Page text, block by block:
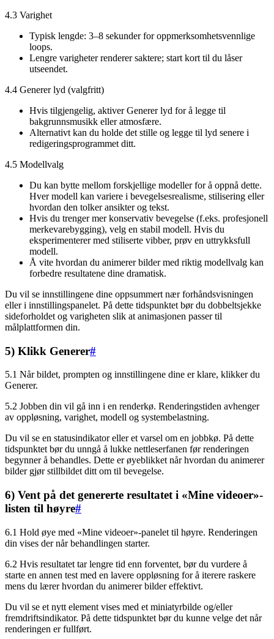
4.3 Varighet
Typisk lengde: 3–8 sekunder for oppmerksomhetsvennlige
loops.
Lengre varigheter renderer saktere; start kort til du låser
utseendet.
4.4 Generer lyd (valgfritt)
Hvis tilgjengelig, aktiver Generer lyd for å legge til
bakgrunnsmusikk eller atmosfære.
Alternativt kan du holde det stille og legge til lyd senere i
redigeringsprogrammet ditt.
4.5 Modellvalg
Du kan bytte mellom forskjellige modeller for å oppnå dette.
Hver modell kan variere i bevegelsesrealisme, stilisering eller
hvordan den tolker ansikter og tekst.
Hvis du trenger mer konservativ bevegelse (f.eks. profesjonell
merkevarebygging), velg en stabil modell. Hvis du
eksperimenterer med stiliserte vibber, prøv en uttrykksfull
modell.
Å vite hvordan du animerer bilder med riktig modellvalg kan
forbedre resultatene dine dramatisk.
Du vil se innstillingene dine oppsummert nær forhåndsvisningen
eller i innstillingspanelet. På dette tidspunktet bør du dobbeltsjekke
sideforholdet og varigheten slik at animasjonen passer til
målplattformen din.
5) Klikk Generer#
5.1 Når bildet, prompten og innstillingene dine er klare, klikker du
Generer.
5.2 Jobben din vil gå inn i en renderkø. Renderingstiden avhenger
av oppløsning, varighet, modell og systembelastning.
Du vil se en statusindikator eller et varsel om en jobbkø. På dette
tidspunktet bør du unngå å lukke nettleserfanen før renderingen
begynner å behandles. Dette er øyeblikket når hvordan du animerer
bilder gjør stillbildet ditt om til bevegelse.
6) Vent på det genererte resultatet i «Mine videoer»-
listen til høyre#
6.1 Hold øye med «Mine videoer»-panelet til høyre. Renderingen
din vises der når behandlingen starter.
6.2 Hvis resultatet tar lengre tid enn forventet, bør du vurdere å
starte en annen test med en lavere oppløsning for å iterere raskere
mens du lærer hvordan du animerer bilder effektivt.
Du vil se et nytt element vises med et miniatyrbilde og/eller
fremdriftsindikator. På dette tidspunktet bør du kunne velge det når
renderingen er fullført.